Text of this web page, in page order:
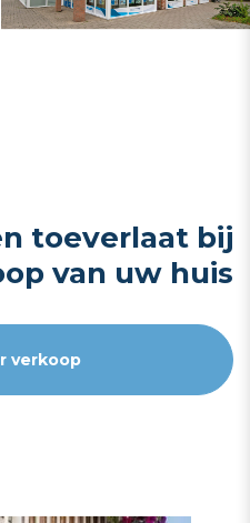
toeverlaat bij
van uw huis
verkoop